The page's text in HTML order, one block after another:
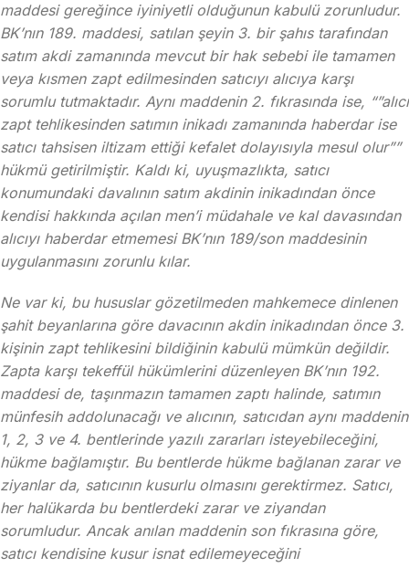
maddesi gereğince iyiniyetli olduğunun kabulü zorunludur.
BK’nın 189. maddesi, satılan şeyin 3. bir şahıs tarafından
satım akdi zamanında mevcut bir hak sebebi ile tamamen
veya kısmen zapt edilmesinden satıcıyı alıcıya karşı
sorumlu tutmaktadır. Aynı maddenin 2. fıkrasında ise, “”alıcı
zapt tehlikesinden satımın inikadı zamanında haberdar ise
satıcı tahsisen iltizam ettiği kefalet dolayısıyla mesul olur””
hükmü getirilmiştir. Kaldı ki, uyuşmazlıkta, satıcı
konumundaki davalının satım akdinin inikadından önce
kendisi hakkında açılan men’i müdahale ve kal davasından
alıcıyı haberdar etmemesi BK’nın 189/son maddesinin
uygulanmasını zorunlu kılar.
Ne var ki, bu hususlar gözetilmeden mahkemece dinlenen
şahit beyanlarına göre davacının akdin inikadından önce 3.
kişinin zapt tehlikesini bildiğinin kabulü mümkün değildir.
Zapta karşı tekeffül hükümlerini düzenleyen BK’nın 192.
maddesi de, taşınmazın tamamen zaptı halinde, satımın
münfesih addolunacağı ve alıcının, satıcıdan aynı maddenin
1, 2, 3 ve 4. bentlerinde yazılı zararları isteyebileceğini,
hükme bağlamıştır. Bu bentlerde hükme bağlanan zarar ve
ziyanlar da, satıcının kusurlu olmasını gerektirmez. Satıcı,
her halükarda bu bentlerdeki zarar ve ziyandan
sorumludur. Ancak anılan maddenin son fıkrasına göre,
satıcı kendisine kusur isnat edilemeyeceğini